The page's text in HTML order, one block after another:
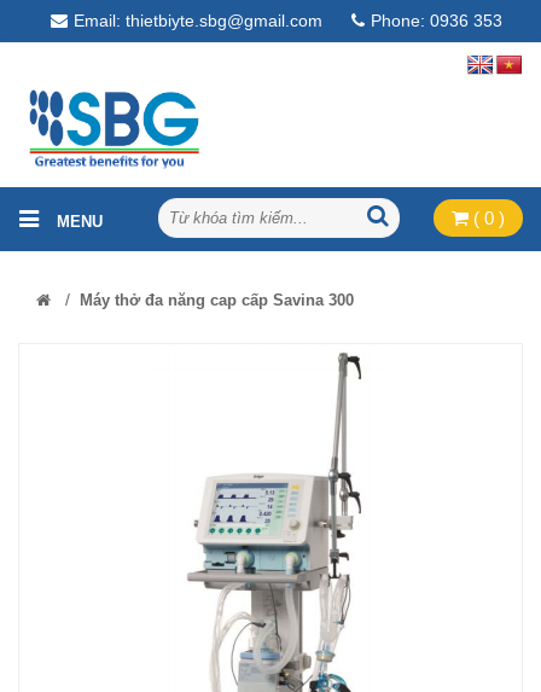
Email: thietbiyte.sbg@gmail.com Phone: 0936 353
( 0 )
/ Máy thở đa năng cap cấp Savina 300